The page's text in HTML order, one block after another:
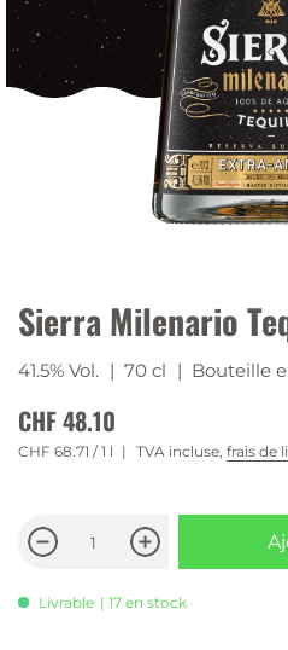
Sierra Milenario
41.5% Vol. | 70 cl | Bouteille
CHF 48.10
CHF 68.71 / 1 l TVA incluse, frais de
Livrable | 17 en stock